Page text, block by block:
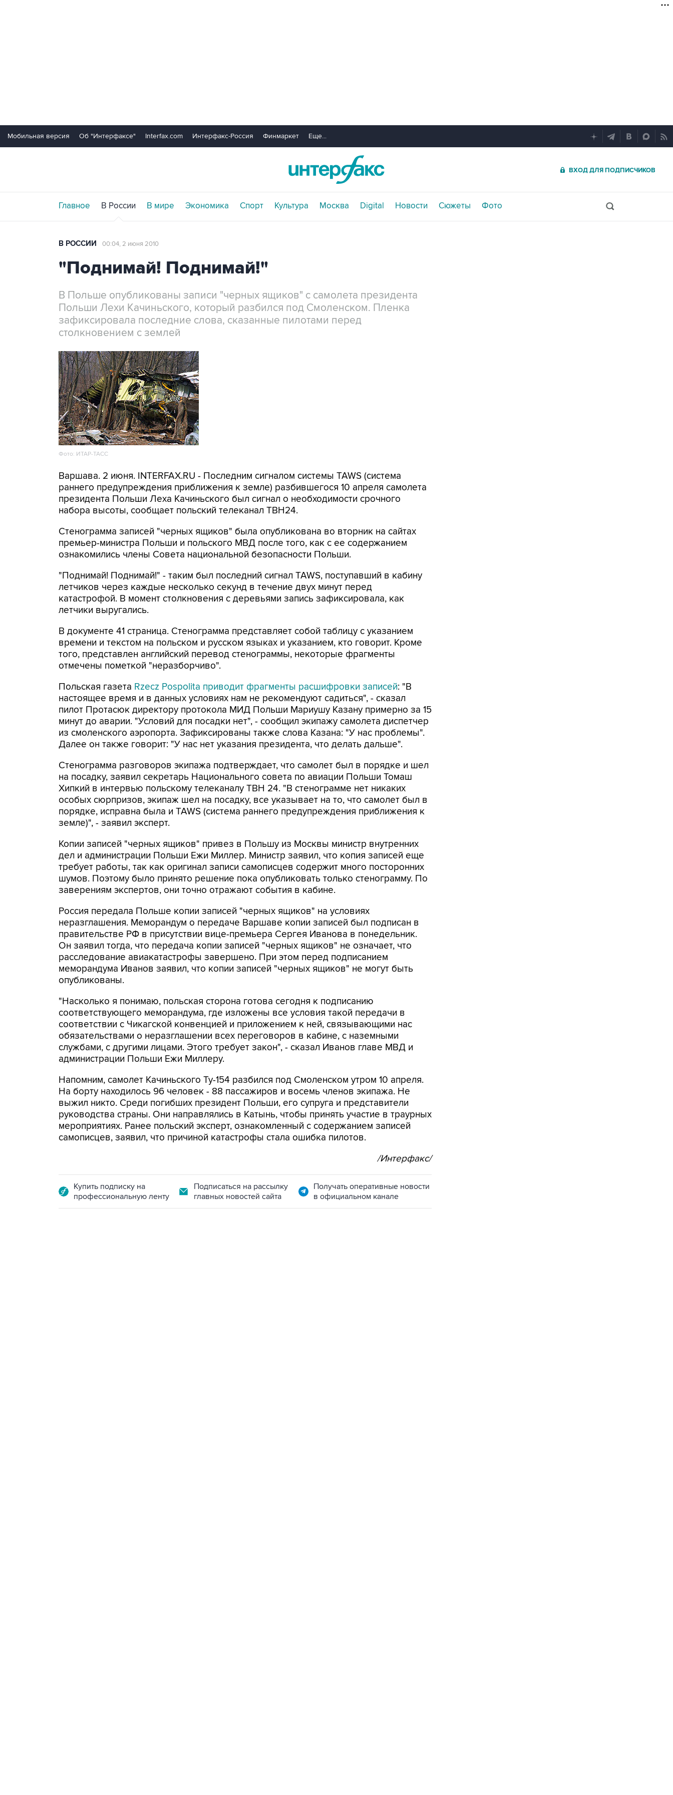
Мобильная версия Об "Интерфаксе" Interfax.com Интерфакс-Россия Финмаркет Еще...
ВХОД ДЛЯ ПОДПИСЧИКОВ
Главное В России В мире Экономика Спорт Культура Москва Digital Новости Сюжеты Фото
В РОССИИ 00:04, 2 июня 2010
"Поднимай! Поднимай!"
В Польше опубликованы записи "черных ящиков" с самолета президента
Польши Лехи Качиньского, который разбился под Смоленском. Пленка
зафиксировала последние слова, сказанные пилотами перед
столкновением с землей
Фото: ИТАР-ТАСС
Варшава. 2 июня. INTERFAX.RU - Последним сигналом системы TAWS (система
раннего предупреждения приближения к земле) разбившегося 10 апреля самолета
президента Польши Леха Качиньского был сигнал о необходимости срочного
набора высоты, сообщает польский телеканал ТВН24.
Стенограмма записей "черных ящиков" была опубликована во вторник на сайтах
премьер-министра Польши и польского МВД после того, как с ее содержанием
ознакомились члены Совета национальной безопасности Польши.
"Поднимай! Поднимай!" - таким был последний сигнал TAWS, поступавший в кабину
летчиков через каждые несколько секунд в течение двух минут перед
катастрофой. В момент столкновения с деревьями запись зафиксировала, как
летчики выругались.
В документе 41 страница. Стенограмма представляет собой таблицу с указанием
времени и текстом на польском и русском языках и указанием, кто говорит. Кроме
того, представлен английский перевод стенограммы, некоторые фрагменты
отмечены пометкой "неразборчиво".
Польская газета Rzecz Pospolita приводит фрагменты расшифровки записей: "В
настоящее время и в данных условиях нам не рекомендуют садиться", - сказал
пилот Протасюк директору протокола МИД Польши Мариушу Казану примерно за 15
минут до аварии. "Условий для посадки нет", - сообщил экипажу самолета диспетчер
из смоленского аэропорта. Зафиксированы также слова Казана: "У нас проблемы".
Далее он также говорит: "У нас нет указания президента, что делать дальше".
Стенограмма разговоров экипажа подтверждает, что самолет был в порядке и шел
на посадку, заявил секретарь Национального совета по авиации Польши Томаш
Хипкий в интервью польскому телеканалу ТВН 24. "В стенограмме нет никаких
особых сюрпризов, экипаж шел на посадку, все указывает на то, что самолет был в
порядке, исправна была и TAWS (система раннего предупреждения приближения к
земле)", - заявил эксперт.
Копии записей "черных ящиков" привез в Польшу из Москвы министр внутренних
дел и администрации Польши Ежи Миллер. Министр заявил, что копия записей еще
требует работы, так как оригинал записи самописцев содержит много посторонних
шумов. Поэтому было принято решение пока опубликовать только стенограмму. По
заверениям экспертов, они точно отражают события в кабине.
Россия передала Польше копии записей "черных ящиков" на условиях
неразглашения. Меморандум о передаче Варшаве копии записей был подписан в
правительстве РФ в присутствии вице-премьера Сергея Иванова в понедельник.
Он заявил тогда, что передача копии записей "черных ящиков" не означает, что
расследование авиакатастрофы завершено. При этом перед подписанием
меморандума Иванов заявил, что копии записей "черных ящиков" не могут быть
опубликованы.
"Насколько я понимаю, польская сторона готова сегодня к подписанию
соответствующего меморандума, где изложены все условия такой передачи в
соответствии с Чикагской конвенцией и приложением к ней, связывающими нас
обязательствами о неразглашении всех переговоров в кабине, с наземными
службами, с другими лицами. Этого требует закон", - сказал Иванов главе МВД и
администрации Польши Ежи Миллеру.
Напомним, самолет Качиньского Ту-154 разбился под Смоленском утром 10 апреля.
На борту находилось 96 человек - 88 пассажиров и восемь членов экипажа. Не
выжил никто. Среди погибших президент Польши, его супруга и представители
руководства страны. Они направлялись в Катынь, чтобы принять участие в траурных
мероприятиях. Ранее польский эксперт, ознакомленный с содержанием записей
самописцев, заявил, что причиной катастрофы стала ошибка пилотов.
/Интерфакс/
Купить подписку на
профессиональную ленту
Подписаться на рассылку
главных новостей сайта
Получать оперативные новости
в официальном канале